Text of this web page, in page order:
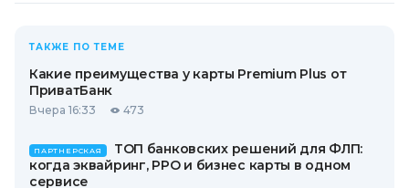
ТАКЖЕ ПО ТЕМЕ
Какие преимущества у карты Premium Plus от
ПриватБанк
Вчера 16:33 473
ПАРТНЕРСКАЯ
ТОП банковских решений для ФЛП:
когда эквайринг, РРО и бизнес карты в одном
сервисе